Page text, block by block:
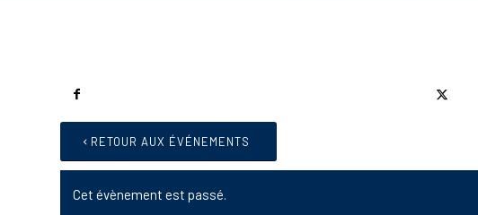
RETOUR AUX ÉVÉNEMENTS
Cet évènement est passé.